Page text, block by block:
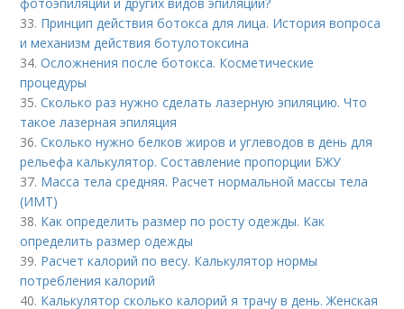
33. Принцип действия ботокса для лица. История вопроса
и механизм действия ботулотоксина
34.Осложнения после ботокса. Косметические
процедуры
35.Сколько раз нужно сделать лазерную эпиляцию. Что
такое лазерная эпиляция
36.Сколько нужно белков жиров и углеводов в день для
рельефа калькулятор. Составление пропорции БЖУ
37. Масса тела средняя. Расчет нормальной массы тела
(ИМТ)
38. Как определить размер по росту одежды. Как
определить размер одежды
39. Расчет калорий по весу. Калькулятор нормы
потребления калорий
40. Калькулятор сколько калорий я трачу в день. Женская